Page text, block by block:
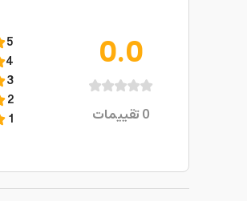
0.0
0تقييمات
5
4
3
2
1